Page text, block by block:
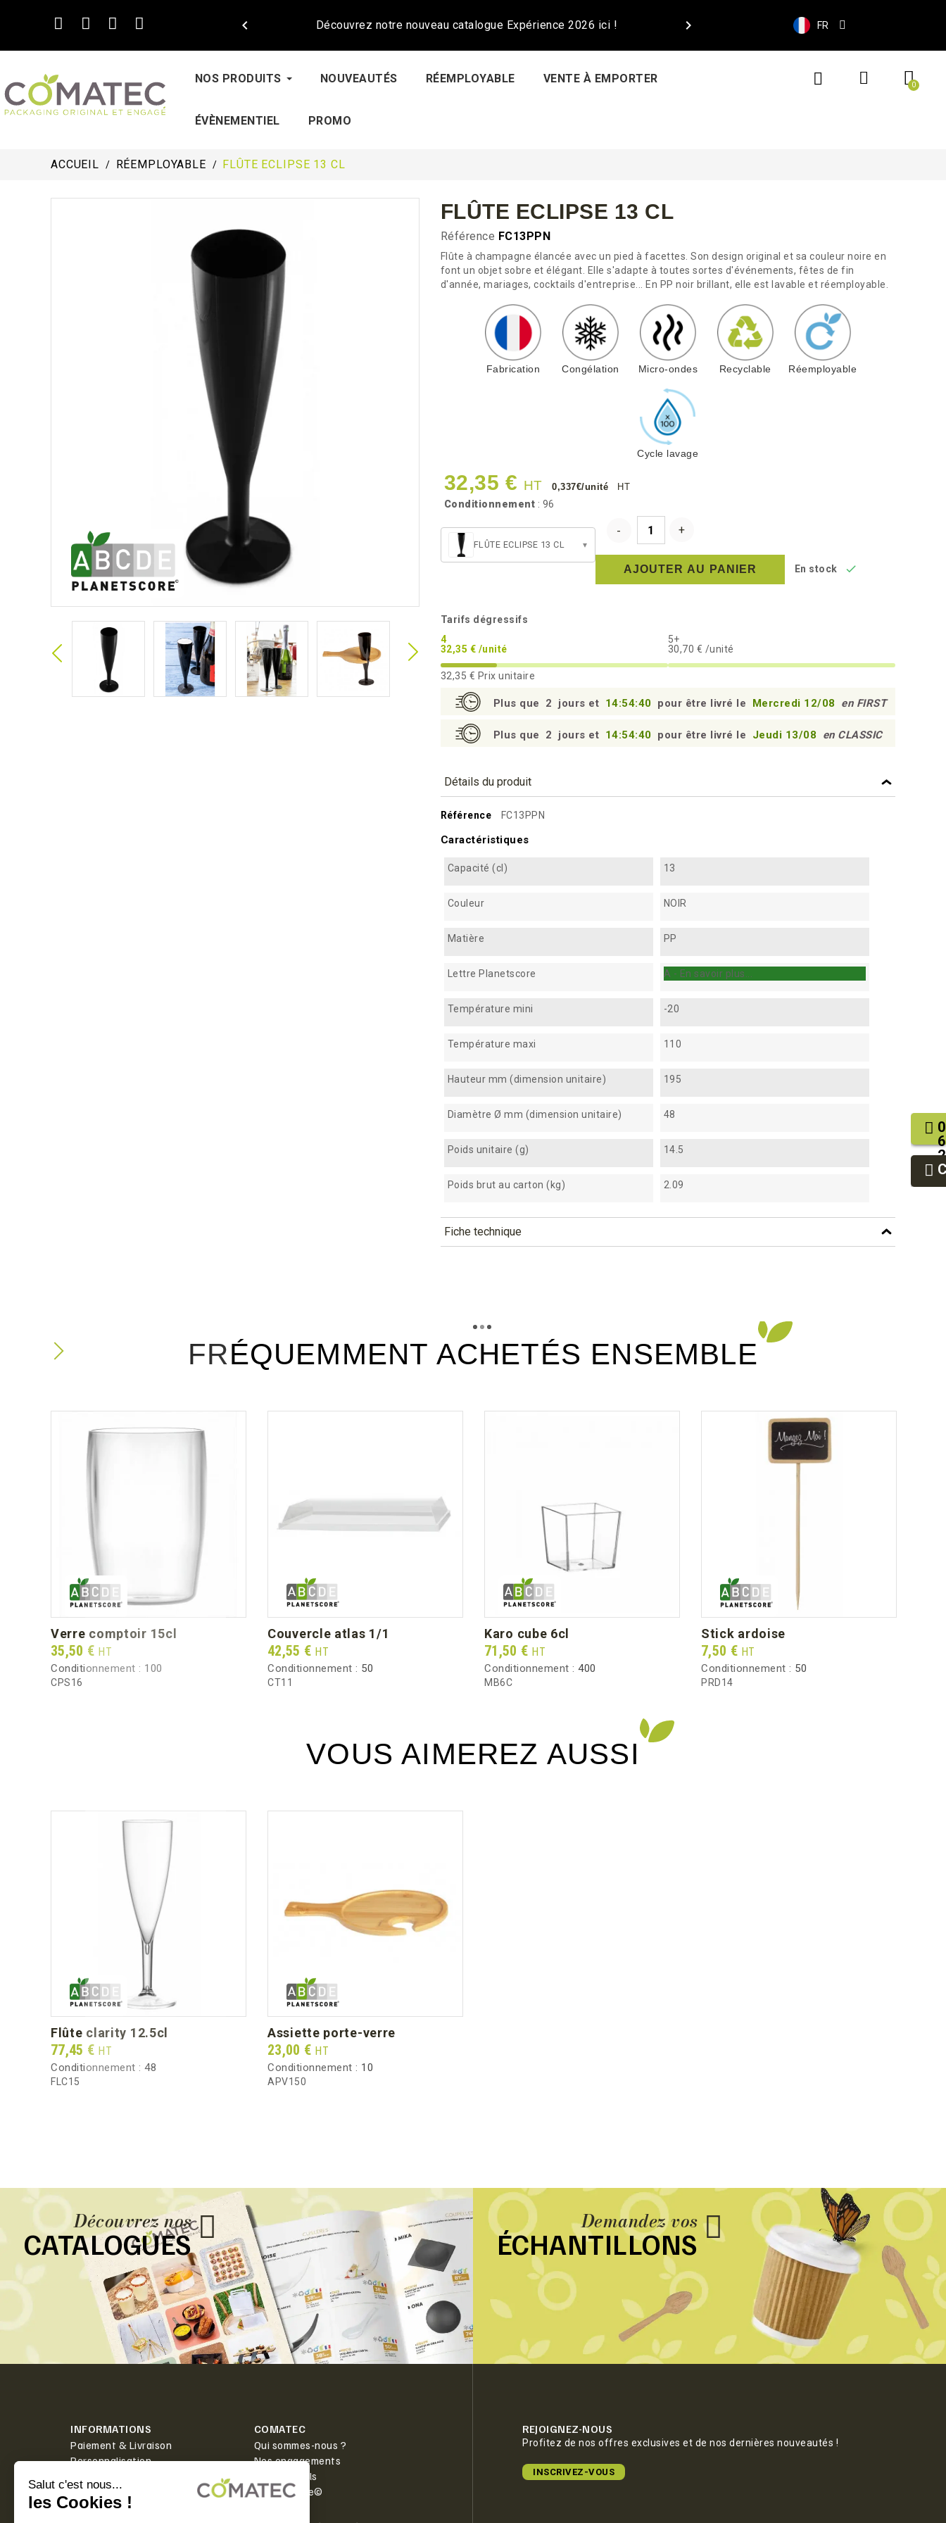
Découvrez notre nouveau catalogue Expérience 2026 ici !
  FR
NOS PRODUITS NOUVEAUTÉS RÉEMPLOYABLE VENTE À EMPORTER
ÉVÈNEMENTIEL PROMO
ACCUEIL RÉEMPLOYABLE FLÛTE ECLIPSE 13 CL
FLÛTE ECLIPSE 13 CL
Référence FC13PPN
Flûte à champagne élancée avec un pied à facettes. Son design original et sa couleur noire en
font un objet sobre et élégant. Elle s'adapte à toutes sortes d'événements, fêtes de fin
d'année, mariages, cocktails d'entreprise... En PP noir brillant, elle est lavable et réemployable.
Fabrication Congélation Micro-ondes Recyclable Réemployable
Cycle lavage
32,35 € HT 0,337€/unité HT
Conditionnement : 96
FLÛTE ECLIPSE 13 CL ▾
AJOUTER AU PANIER En stock 
Tarifs dégressifs
4
32,35 € /unité
5+
30,70 € /unité
32,35 € Prix unitaire
Plus que 2 jours et 14:54:39 pour être livré le Mercredi 12/08 en FIRST
Plus que 2 jours et 14:54:39 pour être livré le Jeudi 13/08 en CLASSIC
Détails du produit
Référence FC13PPN
Caractéristiques
Capacité (cl) 13
Couleur NOIR
Matière PP
Lettre Planetscore A - En savoir plus...
Température mini -20
Température maxi 110
Hauteur mm (dimension unitaire) 195
Diamètre Ø mm (dimension unitaire) 48
Poids unitaire (g) 14.5
Poids brut au carton (kg) 2.09
Fiche technique
FRÉQUEMMENT ACHETÉS ENSEMBLE
verre comptoir 15cl
Prix
35,50 € HT
Conditionnement : 100
CPS16
couvercle atlas 1/1
Prix
42,55 € HT
Conditionnement : 50
CT11
karo cube 6cl
Prix
71,50 € HT
Conditionnement : 400
MB6C
stick ardoise
Prix
7,50 € HT
Conditionnement : 50
PRD14
VOUS AIMEREZ AUSSI
flûte clarity 12.5cl
Prix
77,45 € HT
Conditionnement : 48
FLC15
assiette porte-verre
Prix
23,00 € HT
Conditionnement : 10
APV150
Découvrez nos
CATALOGUES
Demandez vos
ÉCHANTILLONS
INFORMATIONS
Paiement & Livraison
Personnalisation
Contact
COMATEC
Qui sommes-nous ?
Nos engagements
Boîte à outils
PlanetScore©
REJOIGNEZ-NOUS
Profitez de nos offres exclusives et de nos dernières nouveautés !
INSCRIVEZ-VOUS